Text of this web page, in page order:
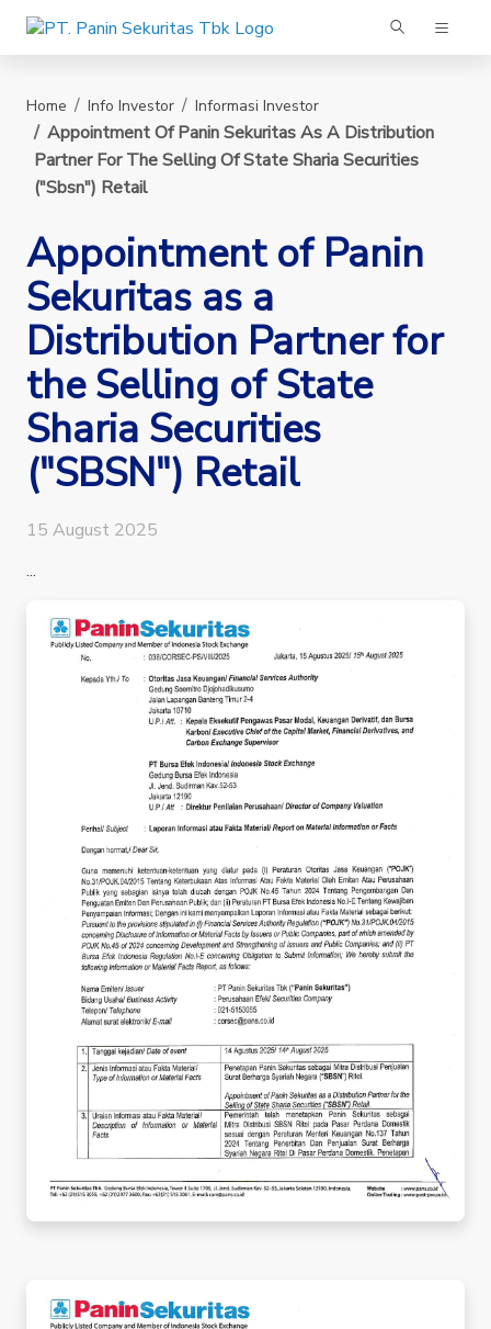
Panin Sekuritas
Home Info Investor Informasi Investor
Appointment Of Panin Sekuritas As A Distribution
Partner For The Selling Of State Sharia Securities
("sbsn") Retail
Appointment of Panin
Sekuritas as a
Distribution Partner for
the Selling of State
Sharia Securities
("SBSN") Retail
15 August 2025
...